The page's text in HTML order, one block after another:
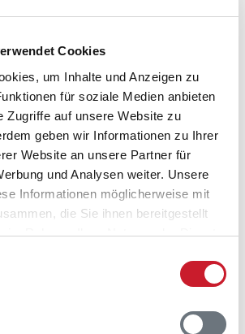
Cookies
um Inhalte und Anzeigen zu
für soziale Medien anbieten
Zugriffe auf unsere Website zu
geben wir Informationen zu Ihrer
Website an unsere Partner für
und Analysen weiter. Unsere
Informationen möglicherweise mit
die Sie ihnen bereitgestellt
im Rahmen Ihrer Nutzung der Dienste
auswählen
Belegungskalender anklicken